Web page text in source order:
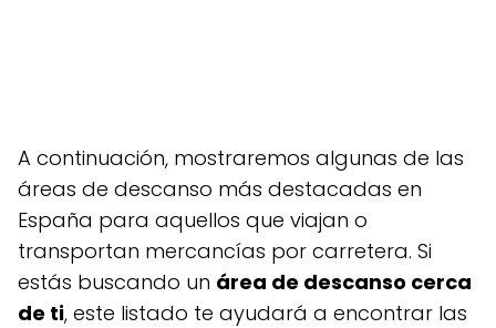
A continuación, mostraremos algunas de las
áreas de descanso más destacadas en
España para aquellos que viajan o
transportan mercancías por carretera. Si
estás buscando un área de descanso cerca
de ti, este listado te ayudará a encontrar las